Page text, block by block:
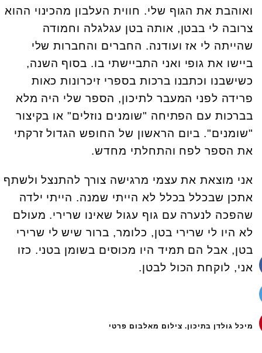
ואוהבת את הגוף שלי. חווית העלבון מהכינוי ההוא
צרובה לי בבטן, אותה בטן עגלגלה וחמודה
שהייתה לי אז ועודנה. החברים והחברות שלי
ביישו את גופי ואני התביישתי בו. בסוף השנה,
כשישבנו וכתבנו ברכות בספרי זיכרונות כאות
פרידה לפני המעבר לתיכון, הספר שלי היה מלא
בברכות עם הפתיחה "שומנים נוזלים" או בקיצור
"שומנים". ביום הראשון של החופש הגדול זרקתי
את הספר לפח והתחלתי מחדש.
אני מוצאת את עצמי מרגישה צורך להתנצל ולשתף
אתכן שבכלל בכלל לא הייתי שמנה. הייתי ילדה
שהפכה לנערה עם גוף עגול שאינו שרירי. מעולם
לא היו לי שרירי בטן, כלומר, ברור שיש לי שרירי
בטן, אבל הם תמיד היו מכוסים בשומן בטני. כזו
אני, לוקחת הכול לבטן.
מיכל גולדן בתיכון. צילום מאלבום פרטי